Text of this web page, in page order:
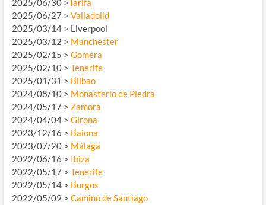
2025/06/30 >Tarifa
2025/06/27 > Valladolid
2025/03/14 > Liverpool
2025/03/12 > Manchester
2025/02/15 > Gomera
2025/02/10 > Tenerife
2025/01/31 > Bilbao
2024/08/10 > Monasterio de Piedra
2024/05/17 > Zamora
2024/04/04 > Girona
2023/12/16 > Baiona
2023/07/20 > Málaga
2022/06/16 > Ibiza
2022/05/17 > Tenerife
2022/05/14 > Burgos
2022/05/09 > Camino de Santiago